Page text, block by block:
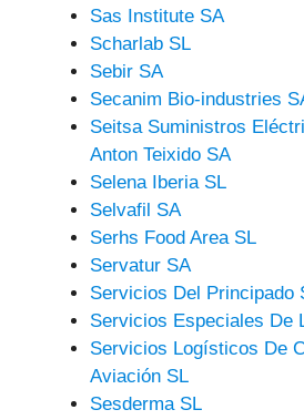
Sas Institute SA
Scharlab SL
Sebir SA
Secanim Bio-industries
Seitsa Suministros
Anton Teixido SA
Selena Iberia SL
Selvafil SA
Serhs Food Area SL
Servatur SA
Servicios Del Principado
Servicios Especiales De
Servicios Logísticos De
Aviación SL
Sesderma SL